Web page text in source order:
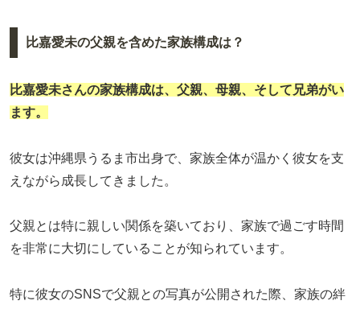
比嘉愛未の父親を含めた家族構成は？
比嘉愛未さんの家族構成は、父親、母親、そして兄弟がい
ます。
彼女は沖縄県うるま市出身で、家族全体が温かく彼女を支
えながら成長してきました。
父親とは特に親しい関係を築いており、家族で過ごす時間
を非常に大切にしていることが知られています。
特に彼女のSNSで父親との写真が公開された際、家族の絆